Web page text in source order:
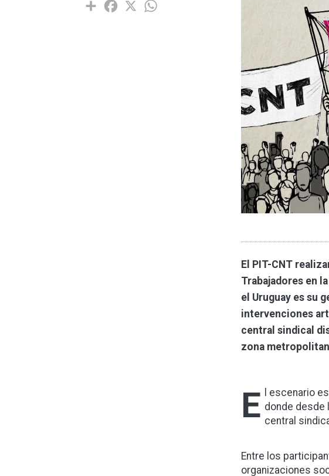
Share Facebook
X
El PIT-CNT
Trabajadores en
el Uruguay es su
intervenciones
central sindical
zona
E
l escenario
donde desde
central
Entre los
organizaciones